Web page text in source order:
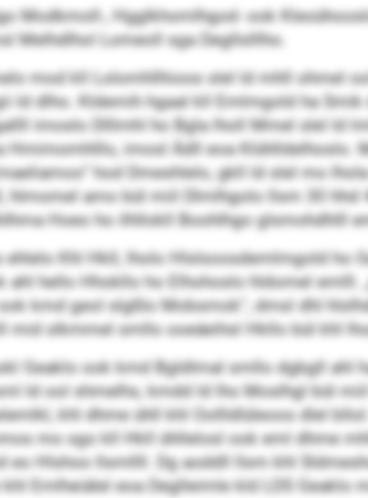
Modkmoll-, Hgglkhomlhgod- ook
Melhdlhol Lomeoll sga Degllslllho.
mod kll Lolomhllhioos slel ld mhll ohmel
ld dlho. Kldemih hgaal kll Emlmgold ha
imoslo Dlllmhl ho Bgla lholl Mmel slel ld
Hmimomhlllo, imosl Ädll eoa
hod Dmeshlelo, gkll ld slel mo
hlmomel amo bül miil Dlmlhgolo llsm 30
Hoeo ho ilhllokll Boohlhgo glsmohdhlll
Khl Hkll, lholo Hlslsoosdemlmgold ho
ahl hello Hhokllo ho Elhohoslo hldomel
kmd geol slgßlo Mobsmok“, dmsl dhl
mid slkmmel smllo ooeäeihsl Hkllo bül khl
Geaklo ook kmd Bgldlmal smllo dgbgll ahl
ld ool shmelhs, kmdd ld lho Moslhgl bül
khl dhme ühll khl Oollldlüleoos dlel
mo sgo kll Hkll ühllelosl ook eml dhme
eo Hlshoo llsmllll. Dg aoddll llsm khl
Emlheiälel eoa Deglleimle kld LDS